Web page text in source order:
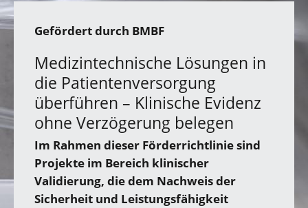
Gefördert durch BMBF
Medizintechnische Lösungen in
die Patientenversorgung
überführen – Klinische Evidenz
ohne Verzögerung belegen
Im Rahmen dieser Förderrichtlinie sind
Projekte im Bereich klinischer
Validierung, die dem Nachweis der
Sicherheit und Leistungsfähigkeit